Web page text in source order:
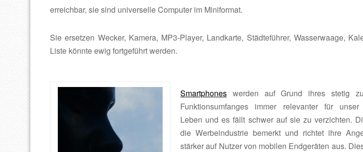
erreichbar, sie sind universelle Computer im Miniformat.
Sie ersetzen Wecker, Kamera, MP3-Player, Landkarte, Städteführer, Wasserwaage,
Liste könnte ewig fortgeführt werden.
Smartphones werden auf Grund ihres stetig
Funktionsumfanges immer relevanter für
Leben und es fällt schwer auf sie zu verzichten.
die Werbeindustrie bemerkt und richtet ihre
stärker auf Nutzer von mobilen Endgeräten aus.